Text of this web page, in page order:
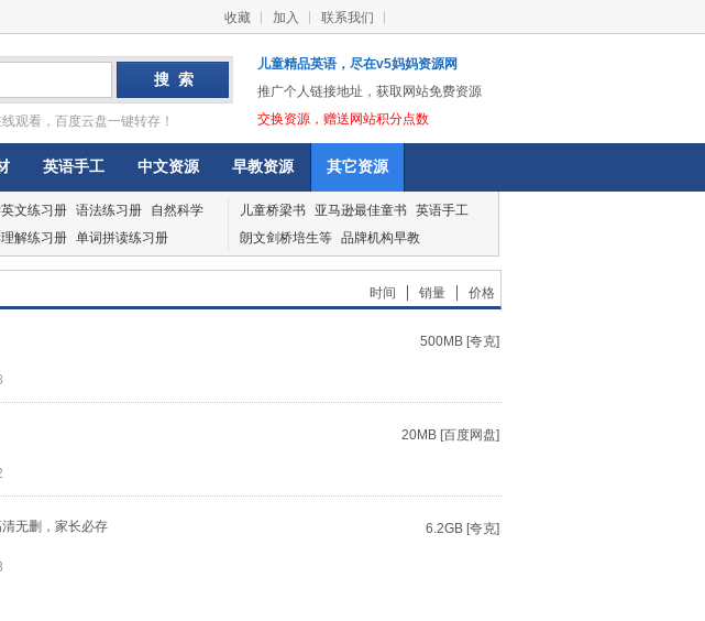
收藏 加入 联系我们
观看，百度云盘一键转存！
儿童精品英语，尽在v5妈妈资源网
推广个人链接地址，获取网站免费资源
交换资源，赠送网站积分点数
英语手工 中文资源 早教资源 其它资源
文练习册 语法练习册
自然科学
解练习册 单词拼读练习册
儿童桥梁书 亚马逊最佳童书 英语手工
朗文剑桥培生等 品牌机构早教
时间 | 销量 | 价格
500MB [夸克]
20MB [百度网盘]
无删，家长必存 6.2GB [夸克]